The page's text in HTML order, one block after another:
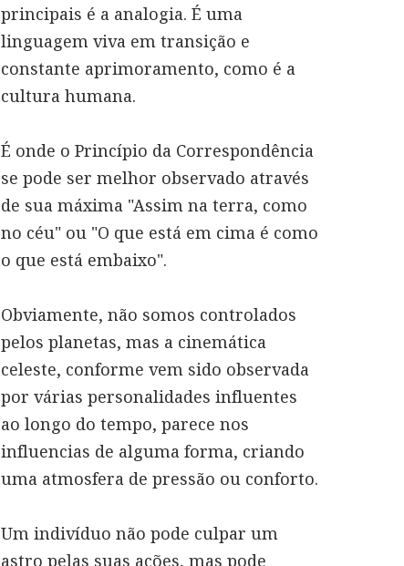
principais é a analogia. É uma
linguagem viva em transição e
constante aprimoramento, como é a
cultura humana.
É onde o Princípio da Correspondência
se pode ser melhor observado através
de sua máxima "Assim na terra, como
no céu" ou "O que está em cima é como
o que está embaixo".
Obviamente, não somos controlados
pelos planetas, mas a cinemática
celeste, conforme vem sido observada
por várias personalidades influentes
ao longo do tempo, parece nos
influencias de alguma forma, criando
uma atmosfera de pressão ou conforto.
Um indivíduo não pode culpar um
astro pelas suas ações, mas pode